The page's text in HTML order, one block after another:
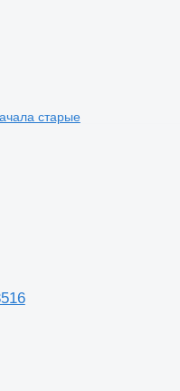
старые